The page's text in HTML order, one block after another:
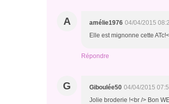
A amélie1976 04/04/2015
Elle est mignonne cette
Répondre
G Giboulée50 04/04/2015
Jolie broderie !<br /> Bon